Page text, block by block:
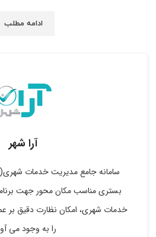
ادامه مطلب
آرا شهر
سامانه جامع مدیریت خدمات
بستری مناسب مکان محور جهت
خدمات شهری، امکان نظارت دقیق بر
را به وجود می